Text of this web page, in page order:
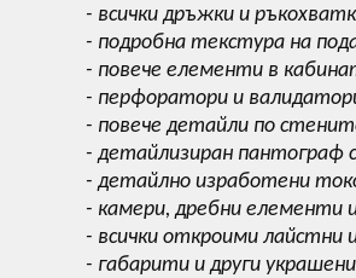
- всички дръжки и
- подробна текстура на
- повече елементи в
- перфоратори и
- повече детайли по
- детайлизиран пантограф
- детайлно изработени
- камери, дребни елементи
- всички откроими лайстни
- габарити и други